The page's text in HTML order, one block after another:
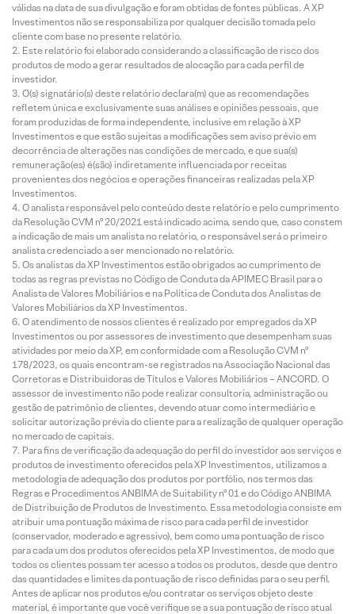
válidas na data de sua divulgação e foram obtidas de fontes públicas. A XP
Investimentos não se responsabiliza por qualquer decisão tomada pelo
cliente com base no presente relatório.
Este relatório foi elaborado considerando a classificação de risco dos
produtos de modo a gerar resultados de alocação para cada perfil de
investidor.
O(s) signatário(s) deste relatório declara(m) que as recomendações
refletem única e exclusivamente suas análises e opiniões pessoais, que
foram produzidas de forma independente, inclusive em relação à XP
Investimentos e que estão sujeitas a modificações sem aviso prévio em
decorrência de alterações nas condições de mercado, e que sua(s)
remuneração(es) é(são) indiretamente influenciada por receitas
provenientes dos negócios e operações financeiras realizadas pela XP
Investimentos.
O analista responsável pelo conteúdo deste relatório e pelo cumprimento
da Resolução CVM nº 20/2021 está indicado acima, sendo que, caso constem
a indicação de mais um analista no relatório, o responsável será o primeiro
analista credenciado a ser mencionado no relatório.
Os analistas da XP Investimentos estão obrigados ao cumprimento de
todas as regras previstas no Código de Conduta da APIMEC Brasil para o
Analista de Valores Mobiliários e na Política de Conduta dos Analistas de
Valores Mobiliários da XP Investimentos.
O atendimento de nossos clientes é realizado por empregados da XP
Investimentos ou por assessores de investimento que desempenham suas
atividades por meio da XP, em conformidade com a Resolução CVM nº
178/2023, os quais encontram-se registrados na Associação Nacional das
Corretoras e Distribuidoras de Títulos e Valores Mobiliários – ANCORD. O
assessor de investimento não pode realizar consultoria, administração ou
gestão de patrimônio de clientes, devendo atuar como intermediário e
solicitar autorização prévia do cliente para a realização de qualquer operação
no mercado de capitais.
Para fins de verificação da adequação do perfil do investidor aos serviços e
produtos de investimento oferecidos pela XP Investimentos, utilizamos a
metodologia de adequação dos produtos por portfólio, nos termos das
Regras e Procedimentos ANBIMA de Suitability nº 01 e do Código ANBIMA
de Distribuição de Produtos de Investimento. Essa metodologia consiste em
atribuir uma pontuação máxima de risco para cada perfil de investidor
(conservador, moderado e agressivo), bem como uma pontuação de risco
para cada um dos produtos oferecidos pela XP Investimentos, de modo que
todos os clientes possam ter acesso a todos os produtos, desde que dentro
das quantidades e limites da pontuação de risco definidas para o seu perfil.
Antes de aplicar nos produtos e/ou contratar os serviços objeto deste
material, é importante que você verifique se a sua pontuação de risco atual